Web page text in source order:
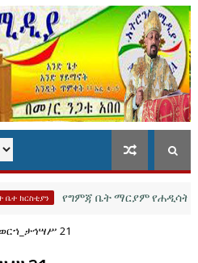
የግምጃ ቤት ማርያም የሐዲሳት እና
21